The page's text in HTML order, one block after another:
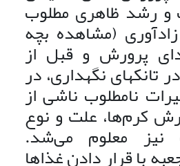
و رشد ظاهری مطلوب
(مشاهده بچه
پرورش و قبل از
تانکهای نگهداری، در
نامطلوب ناشی از
کرم‌ها، علت و نوع
نیز معلوم می‌شد.
با قرار دادن غذاها